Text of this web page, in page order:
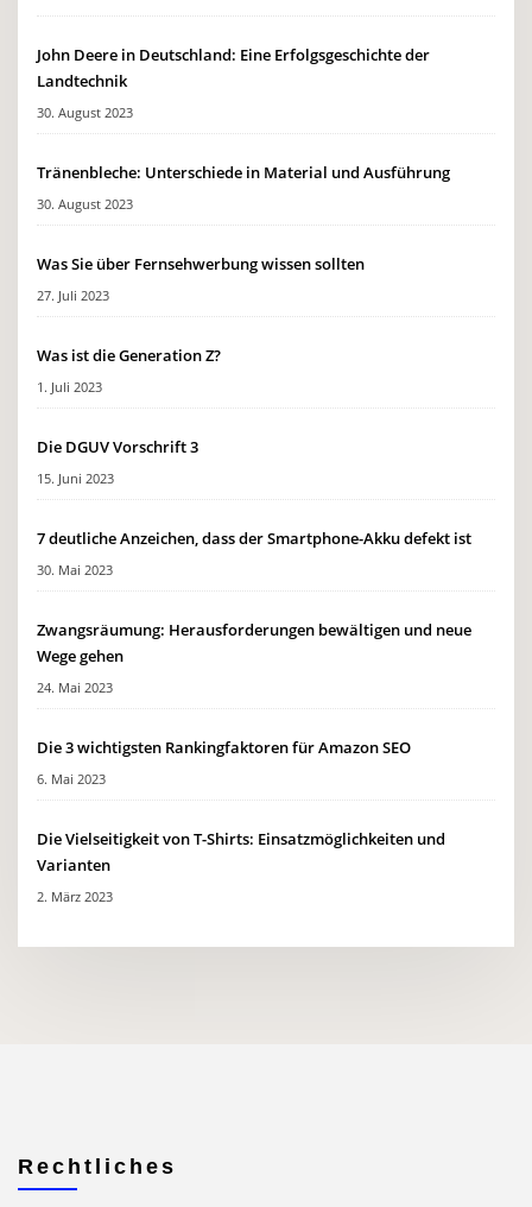
John Deere in Deutschland: Eine Erfolgsgeschichte der
Landtechnik
30. August 2023
Tränenbleche: Unterschiede in Material und Ausführung
30. August 2023
Was Sie über Fernsehwerbung wissen sollten
27. Juli 2023
Was ist die Generation Z?
1. Juli 2023
Die DGUV Vorschrift 3
15. Juni 2023
7 deutliche Anzeichen, dass der Smartphone-Akku defekt ist
30. Mai 2023
Zwangsräumung: Herausforderungen bewältigen und neue
Wege gehen
24. Mai 2023
Die 3 wichtigsten Rankingfaktoren für Amazon SEO
6. Mai 2023
Die Vielseitigkeit von T-Shirts: Einsatzmöglichkeiten und
Varianten
2. März 2023
Rechtliches